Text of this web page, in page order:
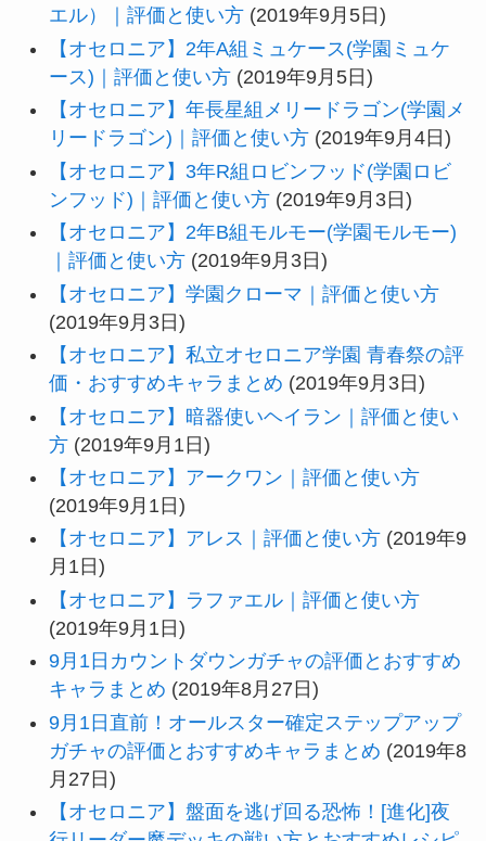
エル）｜評価と使い方 (2019年9月5日)
【オセロニア】2年A組ミュケース(学園ミュケ
ース)｜評価と使い方 (2019年9月5日)
【オセロニア】年長星組メリードラゴン(学園メ
リードラゴン)｜評価と使い方 (2019年9月4日)
【オセロニア】3年R組ロビンフッド(学園ロビ
ンフッド)｜評価と使い方 (2019年9月3日)
【オセロニア】2年B組モルモー(学園モルモー)
｜評価と使い方 (2019年9月3日)
【オセロニア】学園クローマ｜評価と使い方
(2019年9月3日)
【オセロニア】私立オセロニア学園 青春祭の評
価・おすすめキャラまとめ (2019年9月3日)
【オセロニア】暗器使いヘイラン｜評価と使い
方 (2019年9月1日)
【オセロニア】アークワン｜評価と使い方
(2019年9月1日)
【オセロニア】アレス｜評価と使い方 (2019年9
月1日)
【オセロニア】ラファエル｜評価と使い方
(2019年9月1日)
9月1日カウントダウンガチャの評価とおすすめ
キャラまとめ (2019年8月27日)
9月1日直前！オールスター確定ステップアップ
ガチャの評価とおすすめキャラまとめ (2019年8
月27日)
【オセロニア】盤面を逃げ回る恐怖！[進化]夜